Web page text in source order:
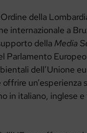
della
internazionale a
della Media
dell’Unione
un’esperienza
in italiano, inglese e